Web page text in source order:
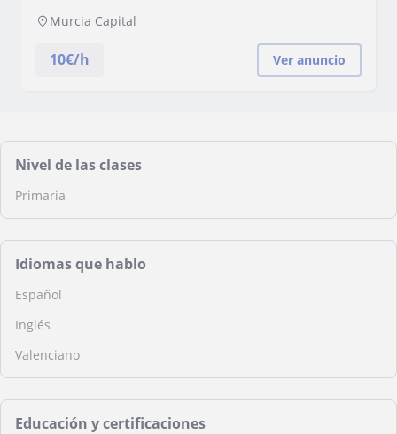
educativa.
Murcia Capital
10€/h Ver anuncio
Nivel de las clases
Primaria
Idiomas que hablo
Español
Inglés
Valenciano
Educación y certificaciones